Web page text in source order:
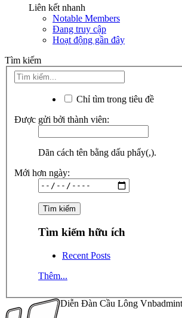
Liên kết nhanh
Notable Members
Đang truy cập
Hoạt động gần đây
Tìm kiếm
Chỉ tìm trong tiêu đề
Được gửi bởi thành viên:
Dãn cách tên bằng dấu phẩy(,).
Mới hơn ngày:
Tìm kiếm hữu ích
Recent Posts
Thêm...
Diễn Đàn Cầu Lông